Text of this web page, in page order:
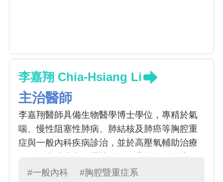
李嘉翔 Chia-Hsiang Li
主治醫師
李嘉翔醫師具備生物醫學博士學位，專精於氣
喘、慢性阻塞性肺病、肺結核及肺癌等胸腔重
症與一般內科疾病診治，並於高壓氧輔助治療
驗。現任一般內科主任暨內科部 PGY 教學推動
#一般內科 #胸腔暨重症系